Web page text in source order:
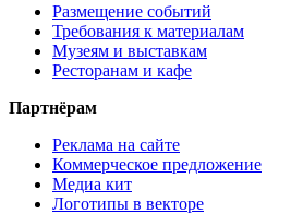
Размещение событий
Требования к материалам
Музеям и выставкам
Ресторанам и кафе
Партнёрам
Реклама на сайте
Коммерческое предложение
Медиа кит
Логотипы в векторе